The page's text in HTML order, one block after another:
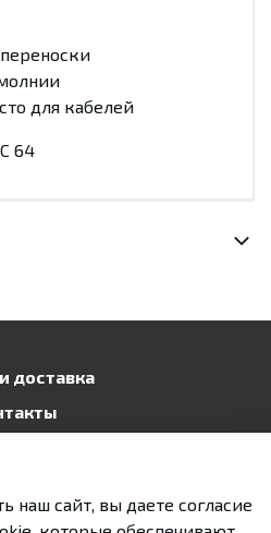
для кабелей
64
доставка
и обмен
наш сайт, вы даете согласие